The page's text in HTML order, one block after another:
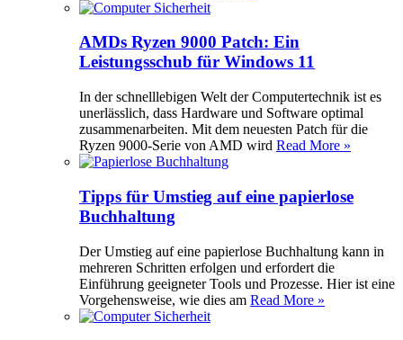
AMDs Ryzen 9000 Patch: Ein
Leistungsschub für Windows 11
In der schnelllebigen Welt der Computertechnik ist es
unerlässlich, dass Hardware und Software optimal
zusammenarbeiten. Mit dem neuesten Patch für die
Ryzen 9000-Serie von AMD wird Read More »
Tipps für Umstieg auf eine papierlose
Buchhaltung
Der Umstieg auf eine papierlose Buchhaltung kann in
mehreren Schritten erfolgen und erfordert die
Einführung geeigneter Tools und Prozesse. Hier ist eine
Vorgehensweise, wie dies am Read More »